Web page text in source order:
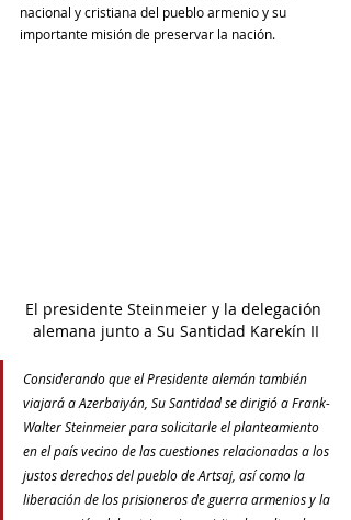
nacional y cristiana del pueblo armenio y su
importante misión de preservar la nación.
El presidente Steinmeier y la delegación
alemana junto a Su Santidad Karekín II
Considerando que el Presidente alemán también
viajará a Azerbaiyán, Su Santidad se dirigió a Frank-
Walter Steinmeier para solicitarle el planteamiento
en el país vecino de las cuestiones relacionadas a los
justos derechos del pueblo de Artsaj, así como la
liberación de los prisioneros de guerra armenios y la